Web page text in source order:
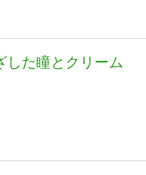
した瞳とクリーム